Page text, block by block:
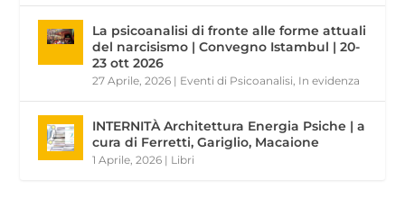
La psicoanalisi di fronte alle forme attuali
del narcisismo | Convegno Istambul | 20-
23 ott 2026
27 Aprile, 2026 | Eventi di Psicoanalisi In evidenza
INTERNITÀ Architettura Energia Psiche | a
cura di Ferretti, Gariglio, Macaione
1 Aprile, 2026 | Libri